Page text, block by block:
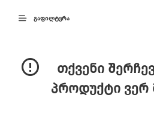
ᲒᲐᲤᲘᲚᲢᲕᲠᲐ
თქვენი
პროდუქტი ვერ